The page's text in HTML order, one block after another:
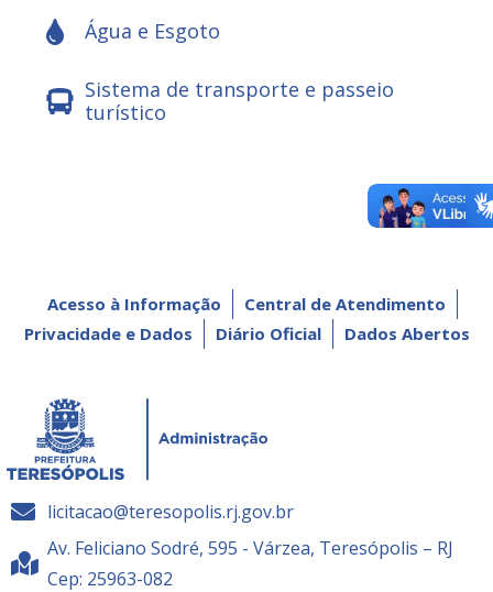
Água e Esgoto
Sistema de transporte e passeio
turístico
Acesso à Informação
Central de Atendimento
Privacidade e Dados
Diário Oficial Dados Abertos
licitacao@teresopolis.rj.gov.br
Av. Feliciano Sodré, 595 - Várzea, Teresópolis – RJ
Cep: 25963-082